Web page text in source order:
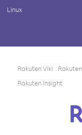
Linux
Rakuten Viki
Rakuten Insight